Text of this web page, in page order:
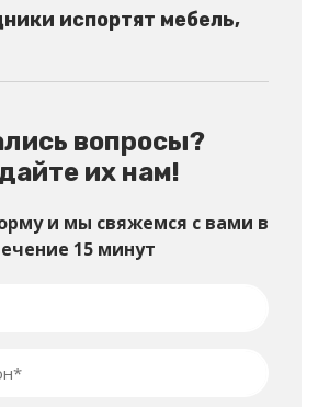
испортят мебель,
вопросы?
их нам!
и мы свяжемся с вами в
15 минут